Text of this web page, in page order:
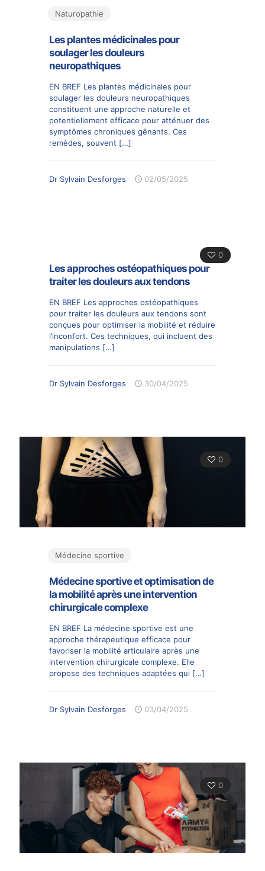
Naturopathie
Les plantes médicinales pour
soulager les douleurs
neuropathiques
EN BREF Les plantes médicinales pour
soulager les douleurs neuropathiques
constituent une approche naturelle et
potentiellement efficace pour atténuer des
symptômes chroniques gênants. Ces
remèdes, souvent […]
Dr Sylvain Desforges 02/05/2025
0
Les approches ostéopathiques pour
traiter les douleurs aux tendons
EN BREF Les approches ostéopathiques
pour traiter les douleurs aux tendons sont
conçues pour optimiser la mobilité et réduire
l’inconfort. Ces techniques, qui incluent des
manipulations […]
Dr Sylvain Desforges 30/04/2025
0
Médecine sportive
Médecine sportive et optimisation de
la mobilité après une intervention
chirurgicale complexe
EN BREF La médecine sportive est une
approche thérapeutique efficace pour
favoriser la mobilité articulaire après une
intervention chirurgicale complexe. Elle
propose des techniques adaptées qui […]
Dr Sylvain Desforges 03/04/2025
0